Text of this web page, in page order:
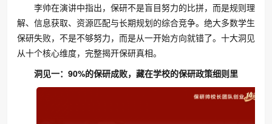
李帅在演讲中指出，保研不是盲目努力的比拼，而是规则理
解、信息获取、资源匹配与长期规划的综合竞争。绝大多数学生
保研失败，不是不够努力，而是从一开始方向就错了。十大洞见
从十个核心维度，完整揭开保研真相。
洞见一：90%的保研成败，藏在学校的保研政策细则里